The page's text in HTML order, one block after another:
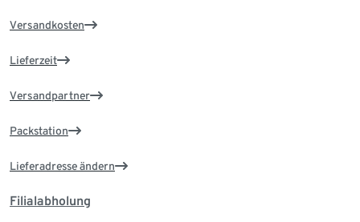
Versandkosten
Lieferzeit
Versandpartner
Packstation
Lieferadresse ändern
Filialabholung